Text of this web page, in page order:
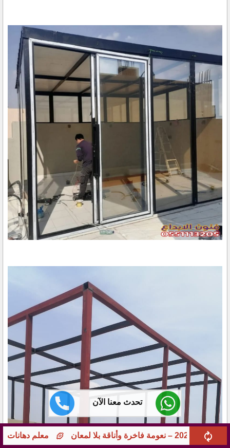
تحدث معنا الآن
معلم دهانات جوامع ومؤسسات بجدة – تشطيبات راقية 0551113205